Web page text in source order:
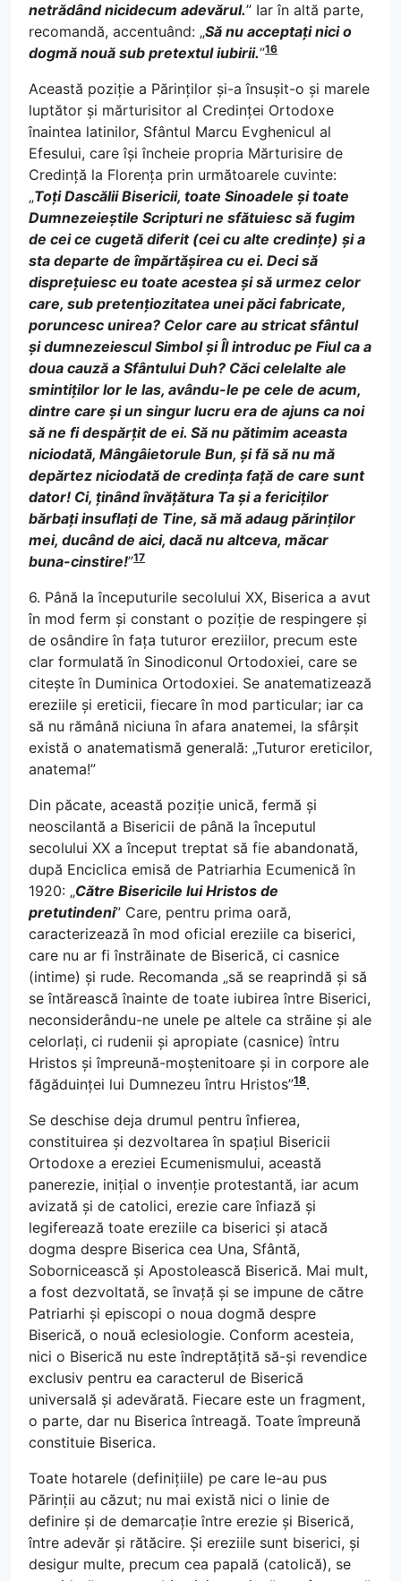
netrădând nicidecum adevărul.” Iar în altă parte,
recomandă, accentuând: „Să nu acceptați nici o
dogmă nouă sub pretextul iubirii.”16
Această poziție a Părinților și-a însușit-o și marele
luptător și mărturisitor al Credinței Ortodoxe
înaintea latinilor, Sfântul Marcu Evghenicul al
Efesului, care își încheie propria Mărturisire de
Credință la Florența prin următoarele cuvinte:
„Toți Dascălii Bisericii, toate Sinoadele și toate
Dumnezeieștile Scripturi ne sfătuiesc să fugim
de cei ce cugetă diferit (cei cu alte credințe) și a
sta departe de împărtășirea cu ei. Deci să
disprețuiesc eu toate acestea și să urmez celor
care, sub pretențiozitatea unei păci fabricate,
poruncesc unirea? Celor care au stricat sfântul
și dumnezeiescul Simbol și Îl introduc pe Fiul ca a
doua cauză a Sfântului Duh? Căci celelalte ale
smintiților lor le las, avându-le pe cele de acum,
dintre care și un singur lucru era de ajuns ca noi
să ne fi despărțit de ei. Să nu pătimim aceasta
niciodată, Mângâietorule Bun, și fă să nu mă
depărtez niciodată de credința față de care sunt
dator! Ci, ținând învățătura Ta și a fericiților
bărbați insuflați de Tine, să mă adaug părinților
mei, ducând de aici, dacă nu altceva, măcar
buna-cinstire!”17
6. Până la începuturile secolului XX, Biserica a avut
în mod ferm și constant o poziție de respingere și
de osândire în fața tuturor ereziilor, precum este
clar formulată în Sinodiconul Ortodoxiei, care se
citește în Duminica Ortodoxiei. Se anatematizează
ereziile și ereticii, fiecare în mod particular; iar ca
să nu rămână niciuna în afara anatemei, la sfârșit
există o anatematismă generală: „Tuturor ereticilor,
anatema!”
Din păcate, această poziție unică, fermă și
neoscilantă a Bisericii de până la începutul
secolului XX a început treptat să fie abandonată,
după Enciclica emisă de Patriarhia Ecumenică în
1920: „Către Bisericile lui Hristos de
pretutindeni” Care, pentru prima oară,
caracterizează în mod oficial ereziile ca biserici,
care nu ar fi înstrăinate de Biserică, ci casnice
(intime) și rude. Recomanda „să se reaprindă și să
se întărească înainte de toate iubirea între Biserici,
neconsiderându-ne unele pe altele ca străine și ale
celorlați, ci rudenii și apropiate (casnice) întru
Hristos și împreună-moștenitoare și in corpore ale
făgăduinței lui Dumnezeu întru Hristos”18.
Se deschise deja drumul pentru înfierea,
constituirea și dezvoltarea în spațiul Bisericii
Ortodoxe a ereziei Ecumenismului, această
panerezie, inițial o invenție protestantă, iar acum
avizată și de catolici, erezie care înfiază și
legiferează toate ereziile ca biserici și atacă
dogma despre Biserica cea Una, Sfântă,
Sobornicească și Apostolească Biserică. Mai mult,
a fost dezvoltată, se învață și se impune de către
Patriarhi și episcopi o noua dogmă despre
Biserică, o nouă eclesiologie. Conform acesteia,
nici o Biserică nu este îndreptățită să-și revendice
exclusiv pentru ea caracterul de Biserică
universală și adevărată. Fiecare este un fragment,
o parte, dar nu Biserica întreagă. Toate împreună
constituie Biserica.
Toate hotarele (definițiile) pe care le-au pus
Părinții au căzut; nu mai există nici o linie de
definire și de demarcație între erezie și Biserică,
între adevăr și rătăcire. Și ereziile sunt biserici, și
desigur multe, precum cea papală (catolică), se